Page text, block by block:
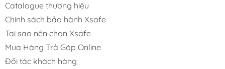
Catalogue thương hiệu
Chính sách bảo hành Xsafe
Tại sao nên chọn Xsafe
Mua Hàng Trả Góp Online
Đối tác khách hàng